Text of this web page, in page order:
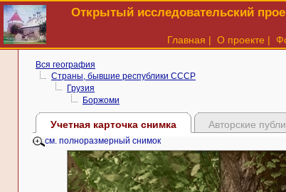
Открытый исследовательский
Главная | О проекте |
Вся география
Страны, бывшие республики СССР
Грузия
Боржоми
Учетная карточка снимка Авторские
см. полноразмерный снимок